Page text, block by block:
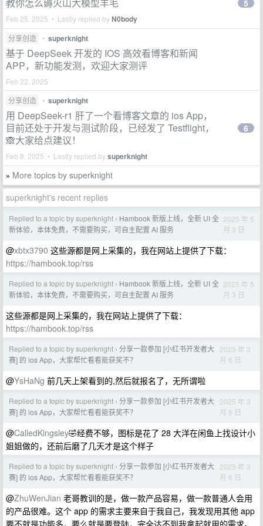
Feb 25, 2025 • Lastly replied byN0body
5
分享创造 • superknight
基于 DeepSeek 开发的 IOS 高效看博客和新闻
APP，新功能发测，欢迎大家测评
Feb 22, 2025
分享创造
• superknight
用 DeepSeek-r1 肝了一个看博客文章的 ios App，
目前还处于开发与测试阶段，已经发了 Testflight，
🙈大家给点建议！
Feb 8, 2025 • Lastly replied bysuperknight
6
» More topics by superknight
superknight's recent replies
Replied to a topic by superknight › Hambook 新版上线，全新 UI 全
新体验，本体免费，不需要购买，可自主配置 AI 服务
2025 年 5
月 3 日
@xbtx3790 这些源都是网上采集的，我在网站上提供了下载：
https://hambook.top/rss
Replied to a topic by superknight › Hambook 新版上线，全新 UI 全
新体验，本体免费，不需要购买，可自主配置 AI 服务
2025 年 5
月 3 日
这些源都是网上采集的，我在网站上提供了下载：
https://hambook.top/rss
Replied to a topic by superknight › 分享一款参加 [小红书开发者大
赛] 的 ios App，大家帮忙看看能获奖不？
2025 年 3
月 6 日
@YsHaNg 前几天上架看到的,然后就报名了，无所谓啦
Replied to a topic by superknight › 分享一款参加 [小红书开发者大
赛] 的 ios App，大家帮忙看看能获奖不？
2025 年 3
月 6 日
@CalledKingsley🤣经费不够，图标是花了 28 大洋在闲鱼上找设计小
姐姐做的，还前后磨了几天才是这个样子
Replied to a topic by superknight › 分享一款参加 [小红书开发者大
赛] 的 ios App，大家帮忙看看能获奖不？
2025 年 3
月 6 日
@ZhuWenJian 老哥教训的是，做一款产品容易，做一款普通人会用
的产品很难。这个 app 的需求主要来自于我自己，我发现用其他 app
要不就是功能多，要么就是要登陆，完全达不到我拿起就用的需求。